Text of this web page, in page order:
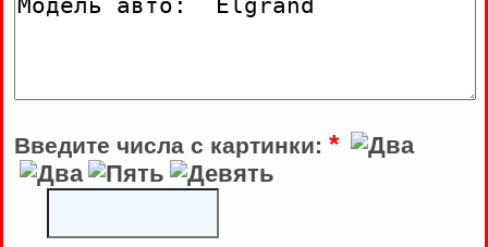
Введите числа с картинки: *